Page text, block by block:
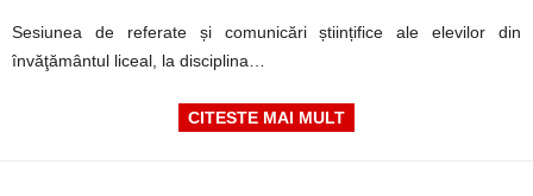
Sesiunea de referate și comunicări științifice ale elevilor din
învăţământul liceal, la disciplina…
CITESTE MAI MULT